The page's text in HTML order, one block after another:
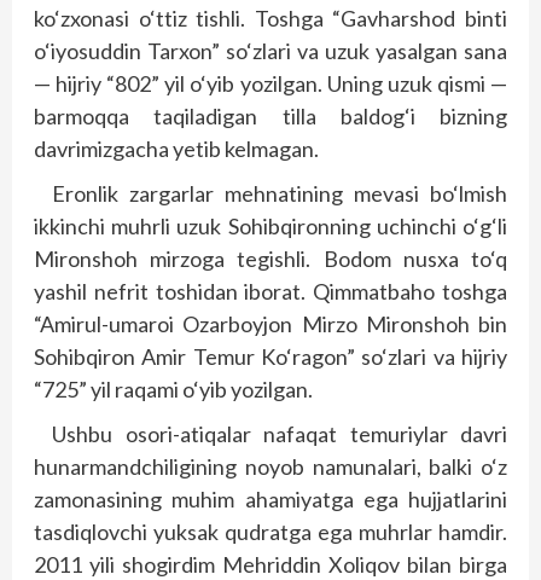
ko‘zxonasi o‘ttiz tishli. Toshga “Gavharshod binti
o‘iyosuddin Tarxon” so‘zlari va uzuk yasalgan sana
— hijriy “802” yil o‘yib yozilgan. Uning uzuk qismi —
barmoqqa taqiladigan tilla baldog‘i bizning
davrimizgacha yetib kelmagan.
Eronlik zargarlar mehnatining mevasi bo‘lmish
ikkinchi muhrli uzuk Sohibqironning uchinchi o‘g‘li
Mironshoh mirzoga tegishli. Bodom nusxa to‘q
yashil nefrit toshidan iborat. Qimmatbaho toshga
“Amirul-umaroi Ozarboyjon Mirzo Mironshoh bin
Sohibqiron Amir Temur Ko‘ragon” so‘zlari va hijriy
“725” yil raqami o‘yib yozilgan.
Ushbu osori-atiqalar nafaqat temuriylar davri
hunarmandchiligining noyob namunalari, balki o‘z
zamonasining muhim ahamiyatga ega hujjatlarini
tasdiqlovchi yuksak qudratga ega muhrlar hamdir.
2011 yili shogirdim Mehriddin Xoliqov bilan birga